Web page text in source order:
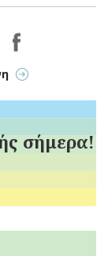
σήμερα!